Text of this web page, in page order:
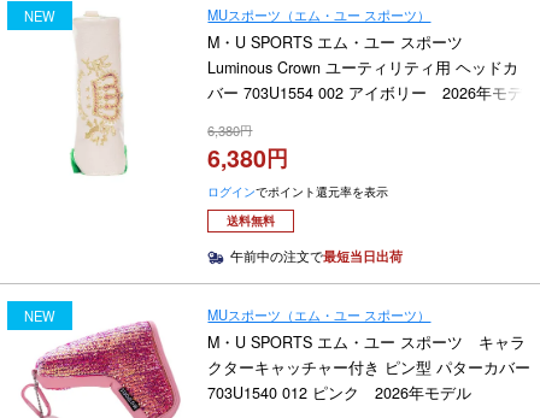
NEW MUスポーツ（エム・ユー スポーツ）
M・U SPORTS エム・ユー スポーツ
Luminous Crown ユーティリティ用 ヘッドカ
バー 703U1554 002 アイボリー 2026年モデ
6,380
6,380
ログインでポイント還元率を表示
送料無料
午前中の注文で最短当日出荷
NEW MUスポーツ（エム・ユー スポーツ）
M・U SPORTS エム・ユー スポーツ キャラ
クターキャッチャー付き ピン型 パターカバー
703U1540 012 ピンク 2026年モデル